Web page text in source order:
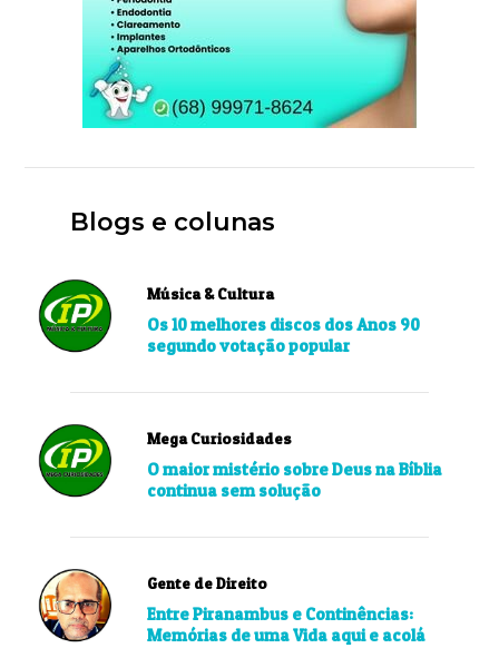
Blogs e colunas
Música & Cultura
Os 10 melhores discos dos Anos 90
segundo votação popular
Mega Curiosidades
O maior mistério sobre Deus na Bíblia
continua sem solução
Gente de Direito
Entre Piranambus e Continências:
Memórias de uma Vida aqui e acolá